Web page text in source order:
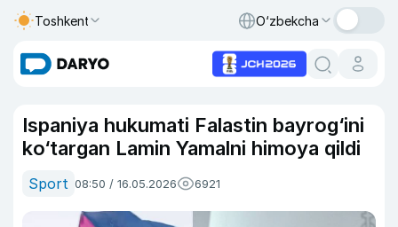
Toshkent O‘zbekcha
Ispaniya hukumati Falastin bayrog‘ini
ko‘targan Lamin Yamalni himoya qildi
Sport 08:50 / 16.05.2026 6921